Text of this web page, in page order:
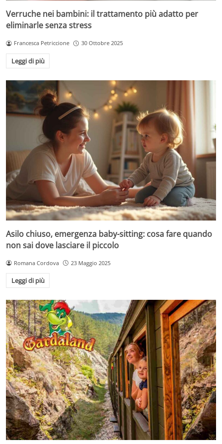
Verruche nei bambini: il trattamento più adatto per
eliminarle senza stress
Francesca Petriccione 30 Ottobre 2025
Leggi di più
Asilo chiuso, emergenza baby-sitting: cosa fare quando
non sai dove lasciare il piccolo
Romana Cordova 23 Maggio 2025
Leggi di più